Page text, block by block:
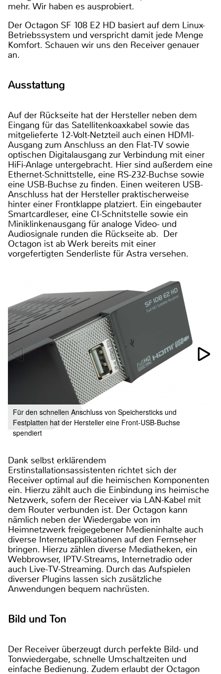
mehr. Wir haben es ausprobiert.
Der Octagon SF 108 E2 HD basiert auf dem Linux-
Betriebssystem und verspricht damit jede Menge
Komfort. Schauen wir uns den Receiver genauer
an.
Ausstattung
Auf der Rückseite hat der Hersteller neben dem
Eingang für das Satellitenkoaxkabel sowie das
mitgelieferte 12-Volt-Netzteil auch einen HDMI-
Ausgang zum Anschluss an den Flat-TV sowie
optischen Digitalausgang zur Verbindung mit einer
HiFi-Anlage untergebracht. Hier sind außerdem eine
Ethernet-Schnittstelle, eine RS-232-Buchse sowie
eine USB-Buchse zu finden. Einen weiteren USB-
Anschluss hat der Hersteller praktischerweise
hinter einer Frontklappe platziert. Ein eingebauter
Smartcardleser, eine CI-Schnitstelle sowie ein
Miniklinkenausgang für analoge Video- und
Audiosignale runden die Rückseite ab. Der
Octagon ist ab Werk bereits mit einer
vorgefertigten Senderliste für Astra versehen.
Für den schnellen Anschluss von Speichersticks und
Festplatten hat der Hersteller eine Front-USB-Buchse
spendiert
Dank selbst erklärendem
Erstinstallationsassistenten richtet sich der
Receiver optimal auf die heimischen Komponenten
ein. Hierzu zählt auch die Einbindung ins heimische
Netzwerk, sofern der Receiver via LAN-Kabel mit
dem Router verbunden ist. Der Octagon kann
nämlich neben der Wiedergabe von im
Heimnetzwerk freigegebener Medieninhalte auch
diverse Internetapplikationen auf den Fernseher
bringen. Hierzu zählen diverse Mediatheken, ein
Webbrowser, IPTV-Streams, Internetradio oder
auch Live-TV-Streaming. Durch das Aufspielen
diverser Plugins lassen sich zusätzliche
Anwendungen bequem nachrüsten.
Bild und Ton
Der Receiver überzeugt durch perfekte Bild- und
Tonwiedergabe, schnelle Umschaltzeiten und
einfache Bedienung. Zudem erlaubt der Octagon